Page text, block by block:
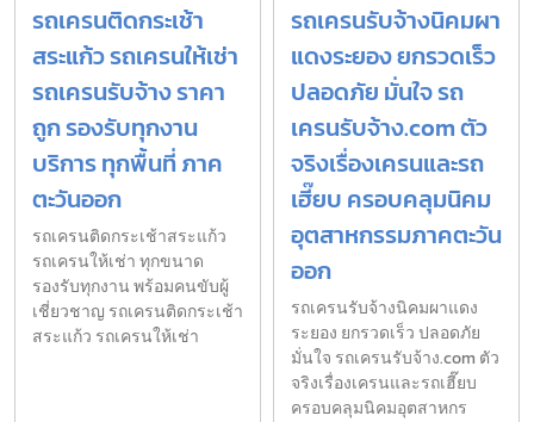
รถเครนติดกระเช้า
สระแก้ว รถเครนให้เช่า
รถเครนรับจ้าง ราคา
ถูก รองรับทุกงาน
บริการ ทุกพื้นที่ ภาค
ตะวันออก
รถเครนติดกระเช้าสระแก้ว
รถเครนให้เช่า ทุกขนาด
รองรับทุกงาน พร้อมคนขับผู้
เชี่ยวชาญ รถเครนติดกระเช้า
สระแก้ว รถเครนให้เช่า
รถเครนรับจ้างนิคมผา
แดงระยอง ยกรวดเร็ว
ปลอดภัย มั่นใจ รถ
เครนรับจ้าง.com ตัว
จริงเรื่องเครนและรถ
เฮี๊ยบ ครอบคลุมนิคม
อุตสาหกรรมภาคตะวัน
ออก
รถเครนรับจ้างนิคมผาแดง
ระยอง ยกรวดเร็ว ปลอดภัย
มั่นใจ รถเครนรับจ้าง.com ตัว
จริงเรื่องเครนและรถเฮี๊ยบ
ครอบคลุมนิคมอุตสาหกร